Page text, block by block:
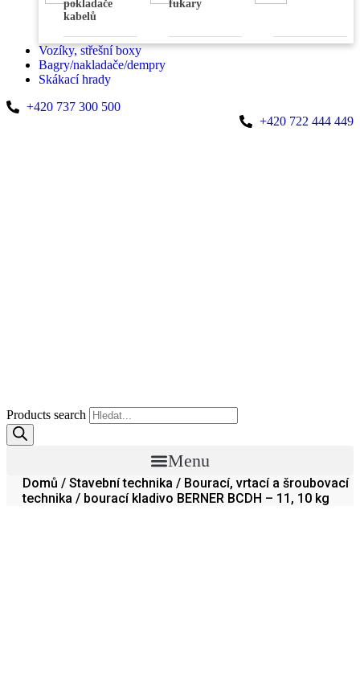
pokladače
kabelů
fukary
Vozíky, střešní boxy
Bagry/nakladače/dempry
Skákací hrady
+420 737 300 500
+420 722 444 449
Products search
Menu
Domů / Stavební technika / Bourací, vrtací a šroubovací
technika / bourací kladivo BERNER BCDH – 11, 10 kg